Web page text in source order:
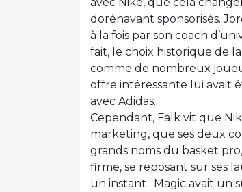
dorénavant sponsorisés.
à la fois par son coach
fait, le choix historique de
comme de nombreux
offre intéressante lui avait
avec Adidas.
Cependant, Falk vit que
marketing, que ses deux
grands noms du basket
firme, se reposant sur ses
un instant : Magic avait un